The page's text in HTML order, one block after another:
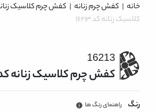
خانه | کفش چرم زنانه| کفش چرم کلاسیک زنانه
کلاسیک زنانه کد 16213
16213
کفش چرم کلاسیک زنانه کد 16213
رنگ راهنمای رنگ ها